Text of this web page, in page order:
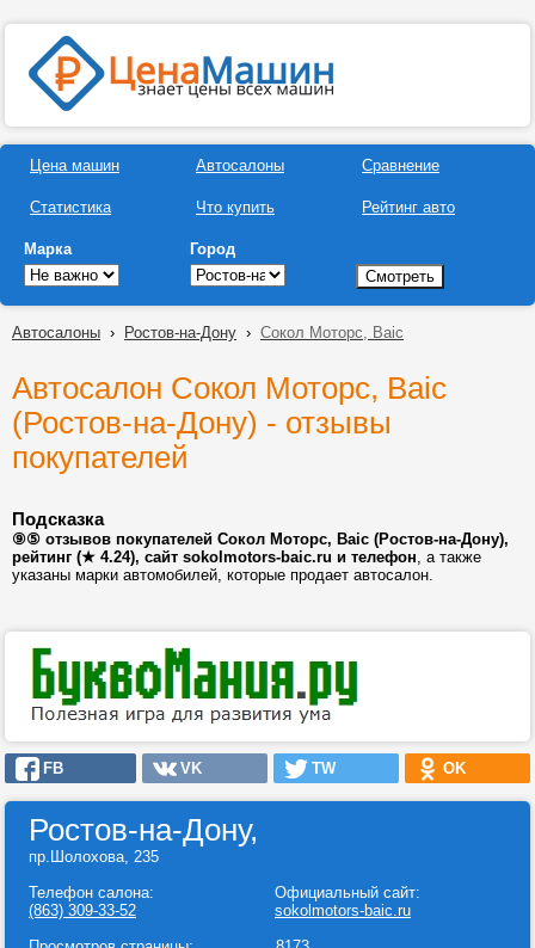
Цена машин
Статистика
Автосалоны
Что купить
Сравнение
Рейтинг авто
Марка Город
Автосалоны › Ростов-на-Дону › Сокол Моторс, Baic
Автосалон Сокол Моторс, Baic
(Ростов-на-Дону) - отзывы
покупателей
Подсказка
⑨⑤ отзывов покупателей Сокол Моторс, Baic (Ростов-на-Дону),
рейтинг (★ 4.24), сайт sokolmotors-baic.ru и телефон, а также
указаны марки автомобилей, которые продает автосалон.
FB VK TW OK
Ростов-на-Дону,
пр.Шолохова, 235
Телефон салона:
(863) 309-33-52
Официальный сайт:
sokolmotors-baic.ru